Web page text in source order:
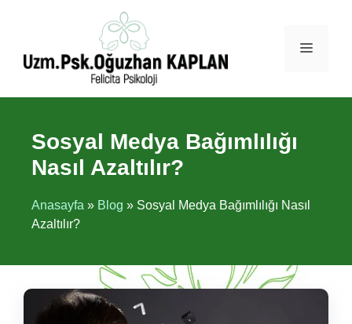
Menü
Sosyal Medya Bağımlılığı
Nasıl Azaltılır?
Anasayfa » Blog » Sosyal Medya Bağımlılığı Nasıl
Azaltılır?